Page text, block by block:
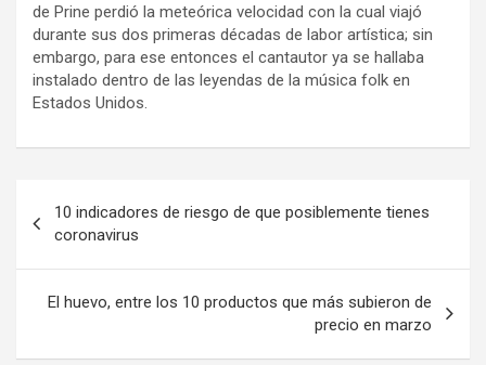
de Prine perdió la meteórica velocidad con la cual viajó
durante sus dos primeras décadas de labor artística; sin
embargo, para ese entonces el cantautor ya se hallaba
instalado dentro de las leyendas de la música folk en
Estados Unidos.
de
entradas
10 indicadores de riesgo de que posiblemente tienes
coronavirus
El huevo, entre los 10 productos que más subieron de
precio en marzo